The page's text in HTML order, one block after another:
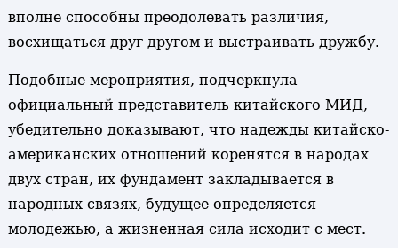
вполне способны преодолевать различия,
восхищаться друг другом и выстраивать дружбу.
Подобные мероприятия, подчеркнула
официальный представитель китайского МИД,
убедительно доказывают, что надежды китайско-
американских отношений коренятся в народах
двух стран, их фундамент закладывается в
народных связях, будущее определяется
молодежью, а жизненная сила исходит с мест.